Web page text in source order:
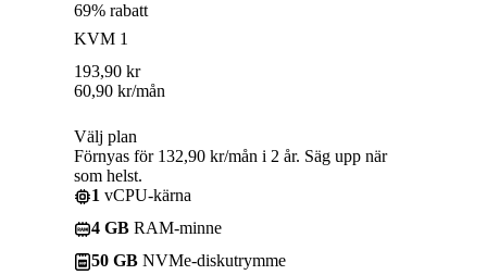
69% rabatt
KVM 1
193,90 kr
60,90 kr/mån
Välj plan
Förnyas för 132,90 kr/mån i 2 år. Säg upp när
som helst.
1 vCPU-kärna
4 GB RAM-minne
50 GB NVMe-diskutrymme